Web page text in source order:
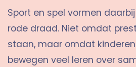
Sport en spel vormen
rode draad. Niet omdat
staan, maar omdat
bewegen veel leren over